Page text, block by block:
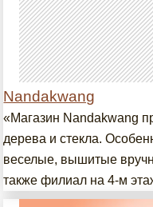
Nandakwang
«Магазин Nandakwang
дерева и стекла.
веселые, вышитые
также филиал на 4-м